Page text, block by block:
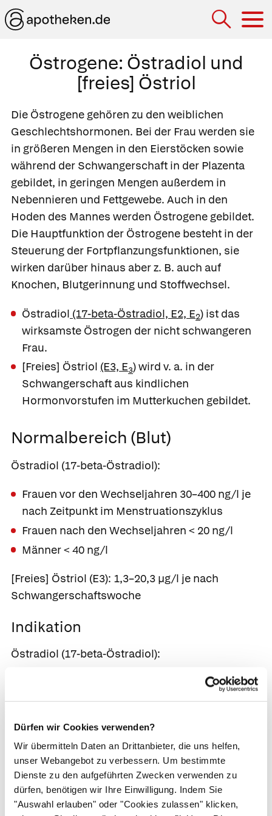
Dürfen wir Cookies verwenden?
Wir übermitteln Daten an Drittanbieter, die uns helfen,
unser Webangebot zu verbessern. Um bestimmte
Dienste zu den aufgeführten Zwecken verwenden zu
dürfen, benötigen wir Ihre Einwilligung. Indem Sie
"Auswahl erlauben" oder "Cookies zulassen" klicken,
Östrogene: Östradiol und
[freies] Östriol
Die Östrogene gehören zu den weiblichen
Geschlechtshormonen. Bei der Frau werden sie
in größeren Mengen in den Eierstöcken sowie
während der Schwangerschaft in der Plazenta
gebildet, in geringen Mengen außerdem in
Nebennieren und Fettgewebe. Auch in den
Hoden des Mannes werden Östrogene gebildet.
Die Hauptfunktion der Östrogene besteht in der
Steuerung der Fortpflanzungsfunktionen, sie
wirken darüber hinaus aber z. B. auch auf
Knochen, Blutgerinnung und Stoffwechsel.
Östradiol (17-beta-Östradiol, E2, E2) ist das
wirksamste Östrogen der nicht schwangeren
Frau.
[Freies] Östriol (E3, E3)wird v. a. in der
Schwangerschaft aus kindlichen
Hormonvorstufen im Mutterkuchen gebildet.
Normalbereich (Blut)
Östradiol (17-beta-Östradiol):
Frauen vor den Wechseljahren 30–400 ng/l je
nach Zeitpunkt im Menstruationszyklus
Frauen nach den Wechseljahren < 20 ng/l
Männer < 40 ng/l
[Freies] Östriol (E3): 1,3–20,3 µg/l je nach
Schwangerschaftswoche
Indikation
Östradiol (17-beta-Östradiol):
Zyklusstörungen
Kontrolle einer Hormonbehandlung bei
Verdacht auf einen Östradiol produzierenden
Tumor
[Freies] Östriol: Früher in der Schwangerschaft